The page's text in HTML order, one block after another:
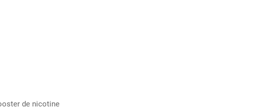
de nicotine